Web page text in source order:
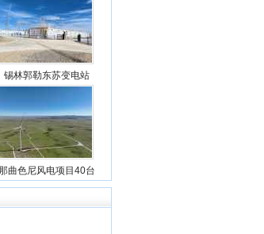
锡林郭勒东苏变电站
100万千瓦/400万千瓦
时电源侧储能电站成功
并网
曲色尼风电项目40台